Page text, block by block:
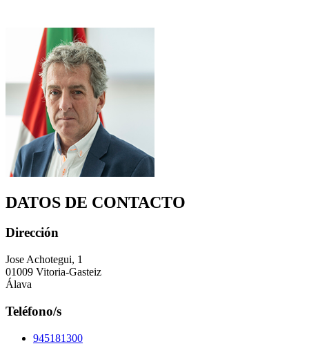
DATOS DE CONTACTO
Dirección
Jose Achotegui, 1
01009 Vitoria-Gasteiz
Álava
Teléfono/s
945181300